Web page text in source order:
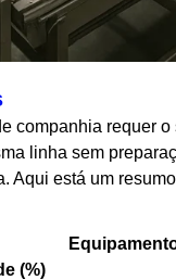
companhia requer
linha sem
Aqui está um
(%)